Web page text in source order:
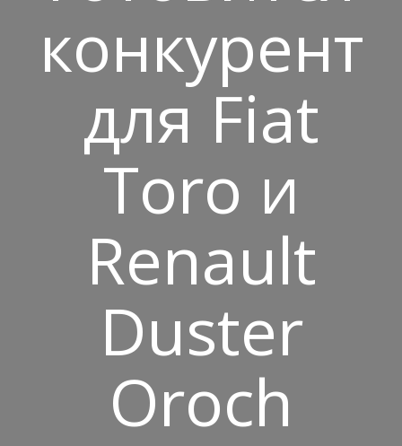
конкурент
для Fiat
Toro и
Renault
Duster
Oroch